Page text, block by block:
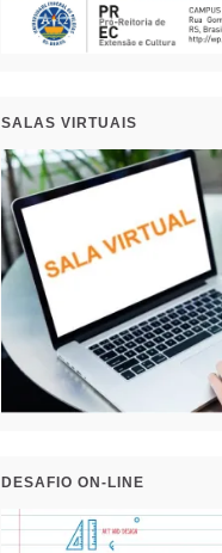
SALAS VIRTUAIS
DESAFIO ON-LINE